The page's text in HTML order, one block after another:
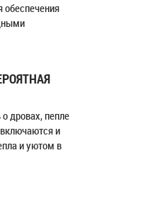
обеспечения
дровах, пепле
и
и уютом в